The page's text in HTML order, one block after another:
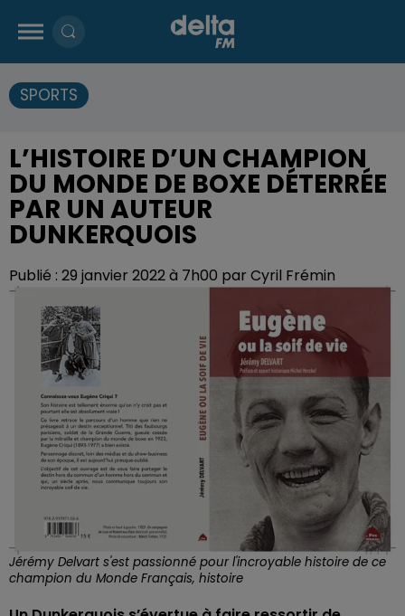
SPORTS
L’HISTOIRE D’UN CHAMPION
DU MONDE DE BOXE DÉTERRÉE
PAR UN AUTEUR
DUNKERQUOIS
Publié : 29 janvier 2022 à 7h00 par Cyril Frémin
Jérémy Delvart s'est passionné pour l'incroyable histoire de ce
champion du Monde Français, histoire